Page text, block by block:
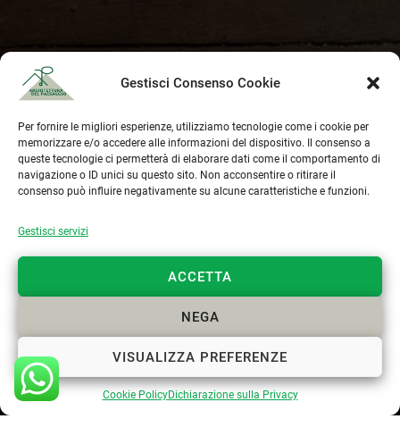
Gestisci Consenso Cookie
Per fornire le migliori esperienze, utilizziamo tecnologie come i cookie per
memorizzare e/o accedere alle informazioni del dispositivo. Il consenso a
queste tecnologie ci permetterà di elaborare dati come il comportamento di
navigazione o ID unici su questo sito. Non acconsentire o ritirare il
consenso può influire negativamente su alcune caratteristiche e funzioni.
Gestisci servizi
ACCETTA
NEGA
VISUALIZZA PREFERENZE
Cookie PolicyDichiarazione sulla Privacy
INQUADRA IL QR CODE !